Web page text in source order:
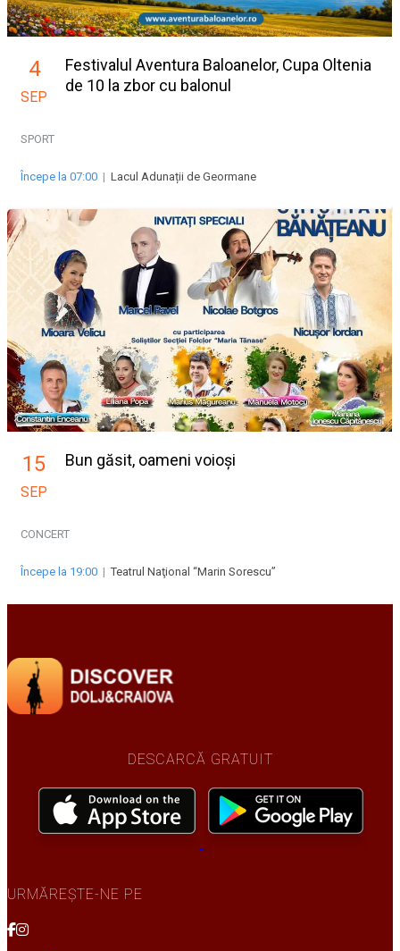
4
SEP
Festivalul Aventura Baloanelor, Cupa Oltenia
de 10 la zbor cu balonul
SPORT
Începe la 07:00 | Lacul Adunații de Geormane
15
SEP
Bun găsit, oameni voioși
CONCERT
Începe la 19:00 |Teatrul Naţional “Marin Sorescu”
DESCARCĂ GRATUIT
URMĂREȘTE-NE PE